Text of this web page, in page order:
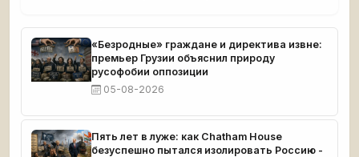
направлены на людей вне политики, чтобы
вызвать протесты против власти, но российский
бизнес отвечает желанием бить врага.
«Безродные» граждане и директива извне:
премьер Грузии объяснил природу
русофобии оппозиции
05-08-2026
Пять лет в луже: как Chatham House
безуспешно пытался изолировать Россию -